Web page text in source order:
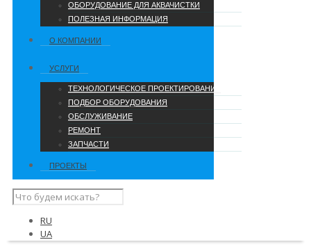
ОБОРУДОВАНИЕ ДЛЯ АКВАЧИСТКИ
ПОЛЕЗНАЯ ИНФОРМАЦИЯ
О КОМПАНИИ
УCЛУГИ
ТЕХНОЛОГИЧЕСКОЕ ПРОЕКТИРОВАНИЕ
ПОДБОР ОБОРУДОВАНИЯ
ОБСЛУЖИВАНИЕ
РЕМОНТ
ЗАПЧАСТИ
ПРОЕКТЫ
RU
UA